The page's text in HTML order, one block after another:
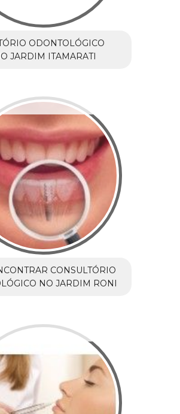
ODONTOLÓGICO
JARDIM ITAMARATI
CONSULTÓRIO
NO JARDIM RONI